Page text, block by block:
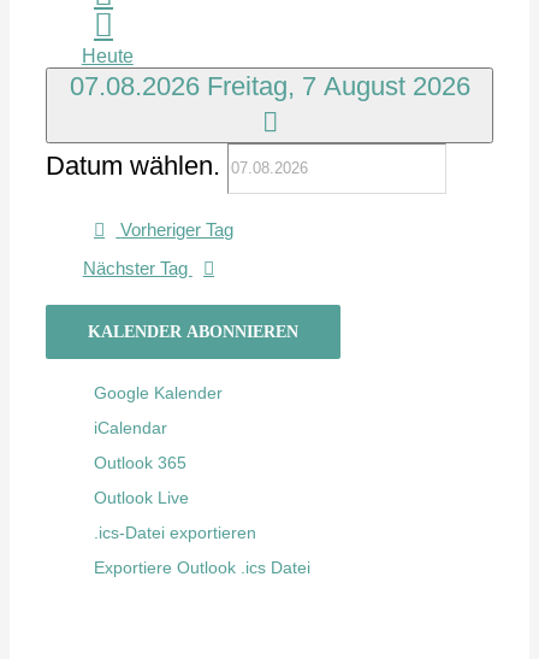
Heute
07.08.2026 Freitag, 7 August 2026
Datum wählen.
Vorheriger Tag
Nächster Tag
KALENDER ABONNIEREN
Google Kalender
iCalendar
Outlook 365
Outlook Live
.ics-Datei exportieren
Exportiere Outlook .ics Datei